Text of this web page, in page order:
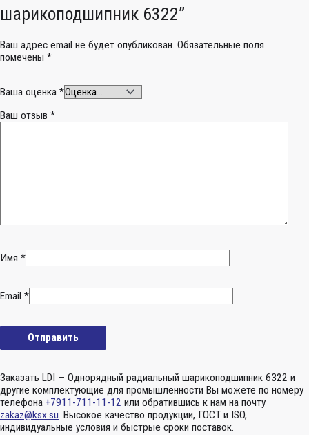
шарикоподшипник 6322”
Ваш адрес email не будет опубликован. Обязательные поля
помечены *
Ваша оценка *
Ваш отзыв *
Имя *
Email *
Заказать LDI — Однорядный радиальный шарикоподшипник 6322 и
другие комплектующие для промышленности Вы можете по номеру
телефона +7911-711-11-12 или обратившись к нам на почту
zakaz@ksx.su. Высокое качество продукции, ГОСТ и ISO,
индивидуальные условия и быстрые сроки поставок.